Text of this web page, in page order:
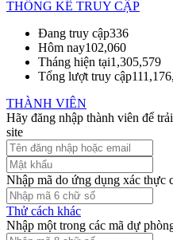
THỐNG KÊ TRUY CẬP
Đang truy cập336
Hôm nay102,060
Tháng hiện tại1,305,579
Tổng lượt truy cập
THÀNH VIÊN
Hãy đăng nhập thành viên để
site
Nhập mã do ứng dụng xác thực
Thử cách khác
Nhập một trong các mã dự